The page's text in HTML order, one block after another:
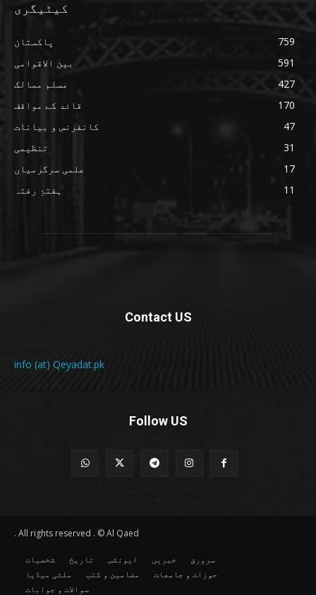
کیٹیگری
پاکستان
759
بین الاقوامی
591
مسلم ممالک
427
قائد کے مواقف
170
کانفرنس و بیانات
47
تنظیمی
31
علمی سرگرمیاں
17
ہفتۂِ رفتہ
11
Contact US
info (at) Qeyadat.pk
Follow US
All rights reserved . © Al Qaed .
سرورق خبریں ایونٹس تاریخ
شخصیات
حوزات و جامعات
مضامین و کتب
ملٹی میڈیا
سوالات و جوابات